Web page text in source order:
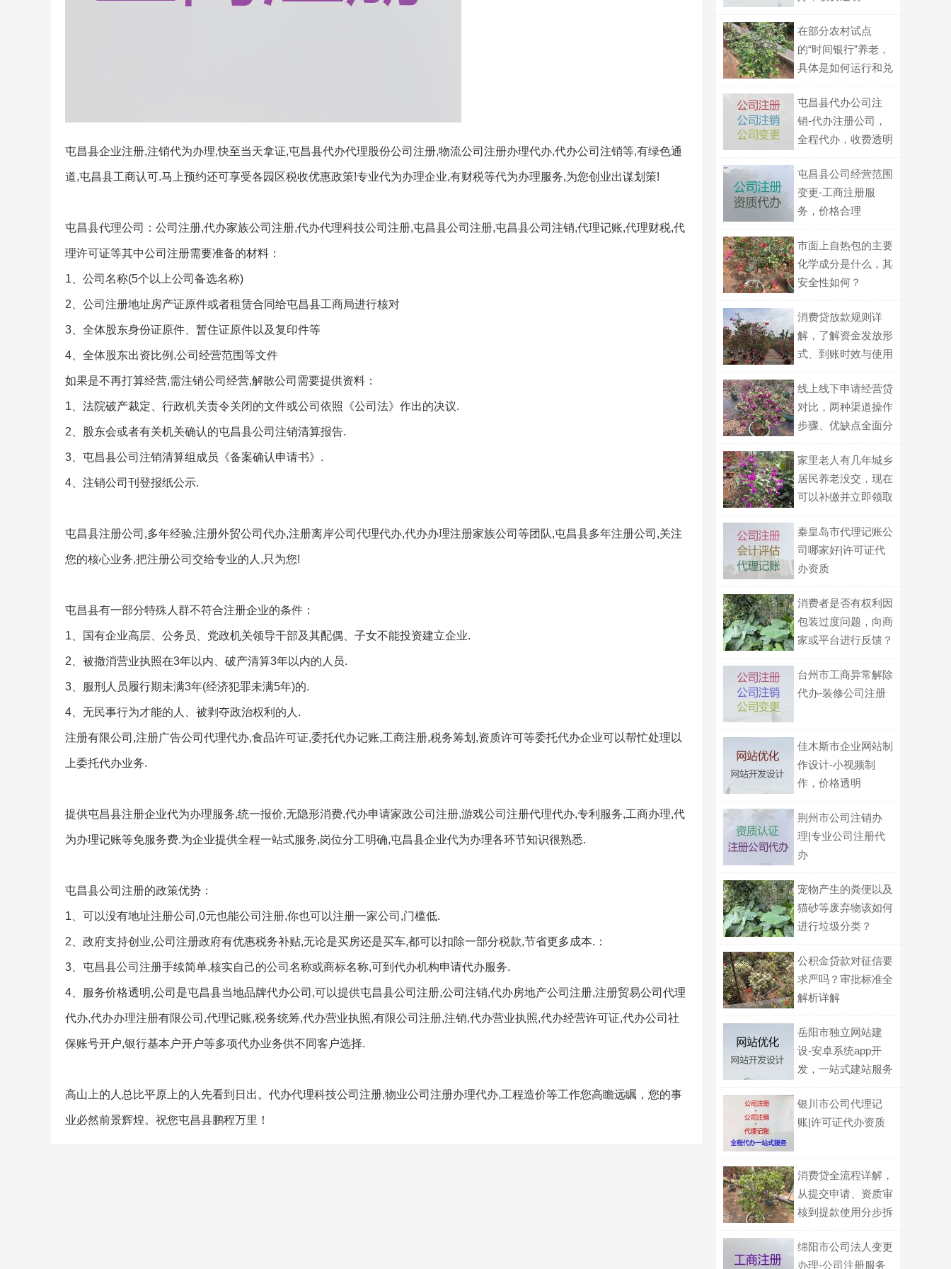
屯昌县企业注册,注销代为办理,快至当天拿证,屯昌县代办代理股份公司注册,物流公司注册办理代办,代办公司注销等,有绿色通
道,屯昌县工商认可.马上预约还可享受各园区税收优惠政策!专业代为办理企业,有财税等代为办理服务,为您创业出谋划策!
屯昌县代理公司：公司注册,代办家族公司注册,代办代理科技公司注册,屯昌县公司注册,屯昌县公司注销,代理记账,代理财税,代
理许可证等其中公司注册需要准备的材料：
1、公司名称(5个以上公司备选名称)
2、公司注册地址房产证原件或者租赁合同给屯昌县工商局进行核对
3、全体股东身份证原件、暂住证原件以及复印件等
4、全体股东出资比例,公司经营范围等文件
如果是不再打算经营,需注销公司经营,解散公司需要提供资料：
1、法院破产裁定、行政机关责令关闭的文件或公司依照《公司法》作出的决议.
2、股东会或者有关机关确认的屯昌县公司注销清算报告.
3、屯昌县公司注销清算组成员《备案确认申请书》.
4、注销公司刊登报纸公示.
屯昌县注册公司,多年经验,注册外贸公司代办,注册离岸公司代理代办,代办办理注册家族公司等团队,屯昌县多年注册公司,关注
您的核心业务,把注册公司交给专业的人,只为您!
屯昌县有一部分特殊人群不符合注册企业的条件：
1、国有企业高层、公务员、党政机关领导干部及其配偶、子女不能投资建立企业.
2、被撤消营业执照在3年以内、破产清算3年以内的人员.
3、服刑人员履行期未满3年(经济犯罪未满5年)的.
4、无民事行为才能的人、被剥夺政治权利的人.
注册有限公司,注册广告公司代理代办,食品许可证,委托代办记账,工商注册,税务筹划,资质许可等委托代办企业可以帮忙处理以
上委托代办业务.
提供屯昌县注册企业代为办理服务,统一报价,无隐形消费,代办申请家政公司注册,游戏公司注册代理代办,专利服务,工商办理,代
为办理记账等免服务费.为企业提供全程一站式服务,岗位分工明确,屯昌县企业代为办理各环节知识很熟悉.
屯昌县公司注册的政策优势：
1、可以没有地址注册公司,0元也能公司注册,你也可以注册一家公司,门槛低.
2、政府支持创业,公司注册政府有优惠税务补贴,无论是买房还是买车,都可以扣除一部分税款,节省更多成本.：
3、屯昌县公司注册手续简单,核实自己的公司名称或商标名称,可到代办机构申请代办服务.
4、服务价格透明,公司是屯昌县当地品牌代办公司,可以提供屯昌县公司注册,公司注销,代办房地产公司注册,注册贸易公司代理
代办,代办办理注册有限公司,代理记账,税务统筹,代办营业执照,有限公司注册,注销,代办营业执照,代办经营许可证,代办公司社
保账号开户,银行基本户开户等多项代办业务供不同客户选择.
高山上的人总比平原上的人先看到日出。代办代理科技公司注册,物业公司注册办理代办,工程造价等工作您高瞻远瞩，您的事
业必然前景辉煌。祝您屯昌县鹏程万里！
在部分农村试点
的“时间银行”养老，
具体是如何运行和兑
屯昌县代办公司注
销-代办注册公司，
全程代办，收费透明
屯昌县公司经营范围
变更-工商注册服
务，价格合理
市面上自热包的主要
化学成分是什么，其
安全性如何？
消费贷放款规则详
解，了解资金发放形
式、到账时效与使用
线上线下申请经营贷
对比，两种渠道操作
步骤、优缺点全面分
家里老人有几年城乡
居民养老没交，现在
可以补缴并立即领取
秦皇岛市代理记账公
司哪家好|许可证代
办资质
消费者是否有权利因
包装过度问题，向商
家或平台进行反馈？
台州市工商异常解除
代办-装修公司注册
佳木斯市企业网站制
作设计-小视频制
作，价格透明
荆州市公司注销办
理|专业公司注册代
办
宠物产生的粪便以及
猫砂等废弃物该如何
进行垃圾分类？
公积金贷款对征信要
求严吗？审批标准全
解析详解
岳阳市独立网站建
设-安卓系统app开
发，一站式建站服务
银川市公司代理记
账|许可证代办资质
消费贷全流程详解，
从提交申请、资质审
核到提款使用分步拆
绵阳市公司法人变更
办理-公司注册服务